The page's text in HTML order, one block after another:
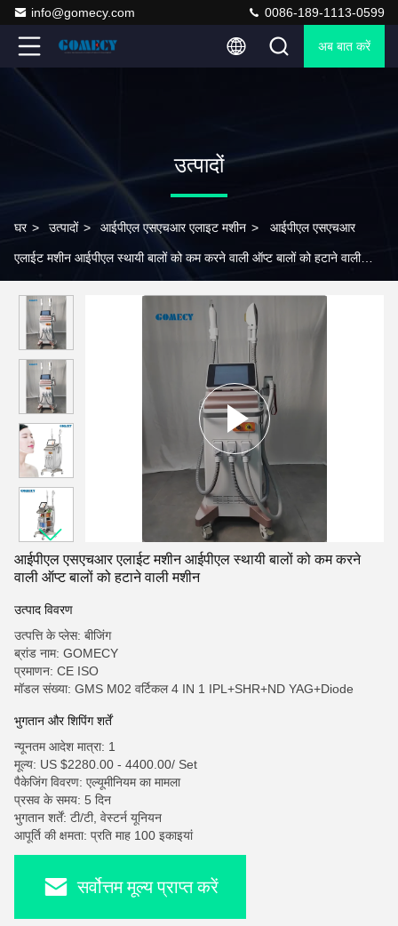
info@gomecy.com 0086-189-1113-0599
अब बात करें
उत्पादों
घर > उत्पादों > आईपीएल एसएचआर एलाइट मशीन > आईपीएल एसएचआर
एलाईट मशीन आईपीएल स्थायी बालों को कम करने वाली ऑप्ट बालों को हटाने वाली
आईपीएल एसएचआर एलाईट मशीन आईपीएल स्थायी बालों को कम करने
वाली ऑप्ट बालों को हटाने वाली मशीन
उत्पाद विवरण
उत्पत्ति के प्लेस: बीजिंग
ब्रांड नाम: GOMECY
प्रमाणन: CE ISO
मॉडल संख्या: GMS M02 वर्टिकल 4 IN 1 IPL+SHR+ND YAG+Diode
भुगतान और शिपिंग शर्तें
न्यूनतम आदेश मात्रा: 1
मूल्य: US $2280.00 - 4400.00/ Set
पैकेजिंग विवरण: एल्यूमीनियम का मामला
प्रसव के समय: 5 दिन
भुगतान शर्तें: टी/टी, वेस्टर्न यूनियन
आपूर्ति की क्षमता: प्रति माह 100 इकाइयां
सर्वोत्तम मूल्य प्राप्त करें